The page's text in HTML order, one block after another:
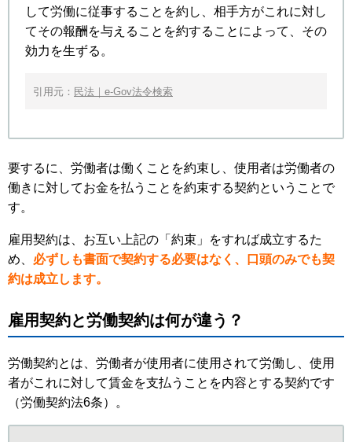
して労働に従事することを約し、相手方がこれに対し
てその報酬を与えることを約することによって、その
効力を生ずる。
引用元： 民法｜e-Gov法令検索
要するに、労働者は働くことを約束し、使用者は労働者の
働きに対してお金を払うことを約束する契約ということで
す。
雇用契約は、お互い上記の「約束」をすれば成立するた
め、 必ずしも書面で契約する必要はなく、口頭のみでも契
約は成立します。
雇用契約と労働契約は何が違う？
労働契約とは、労働者が使用者に使用されて労働し、使用
者がこれに対して賃金を支払うことを内容とする契約です
（労働契約法6条）。